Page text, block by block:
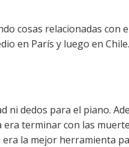
cosas relacionadas
en París y luego en Chile.
ni dedos para el piano.
terminar con las
la mejor herramienta